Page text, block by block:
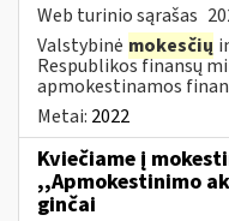
Web turinio sąrašas
Valstybinė mokesčių
Respublikos finansų
apmokestinamos
Metai: 2022
Kviečiame į
,,Apmokestinimo
ginčai